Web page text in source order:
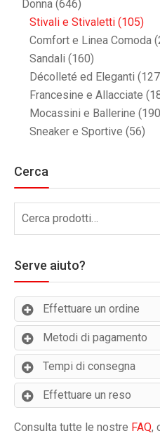
Donna (646)
Stivali e Stivaletti (105)
Comfort e Linea Comoda
Sandali (160)
Décolleté ed Eleganti
Francesine e Allacciate
Mocassini e Ballerine
Sneaker e Sportive (56)
Cerca
Serve aiuto?
Effettuare un ordine
Metodi di pagamento
Tempi di consegna
Effettuare un reso
Consulta tutte le nostre FAQ,